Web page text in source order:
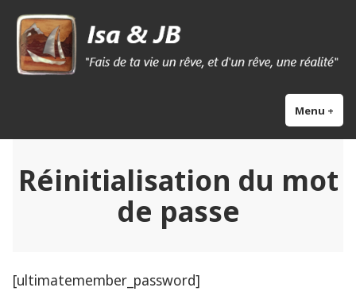
Skip
content
Isa & Jb blog
Menu +
Réinitialisation du mot
de passe
[ultimatemember_password]